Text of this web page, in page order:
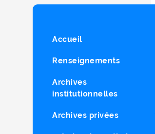
Accueil
Renseignements
Archives
institutionnelles
Archives privées